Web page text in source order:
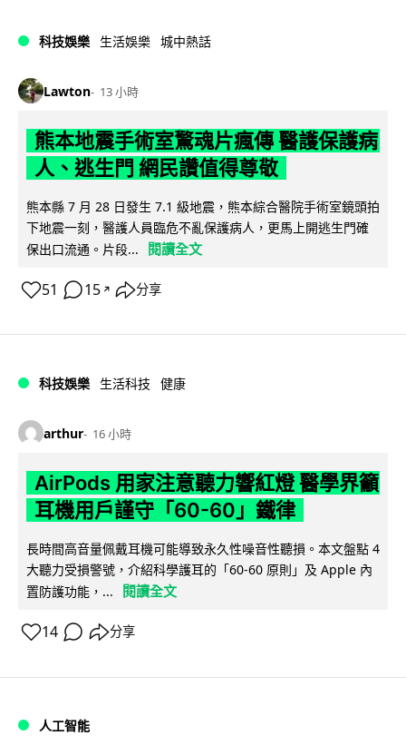
科技娛樂 生活娛樂 城中熱話
Lawton 13 小時
熊本地震手術室驚魂片瘋傳 醫護保護病
人、逃生門 網民讚值得尊敬
熊本縣 7 月 28 日發生 7.1 級地震，熊本綜合醫院手術室鏡頭拍
下地震一刻，醫護人員臨危不亂保護病人，更馬上開逃生門確
保出口流通。片段...
閱讀全文
51 15 ↗ 分享
科技娛樂 生活科技 健康
arthur 16 小時
AirPods 用家注意聽力響紅燈 醫學界籲
耳機用戶謹守「60-60」鐵律
長時間高音量佩戴耳機可能導致永久性噪音性聽損。本文盤點 4
大聽力受損警號，介紹科學護耳的「60-60 原則」及 Apple 內
置防護功能，...
閱讀全文
14 分享
人工智能